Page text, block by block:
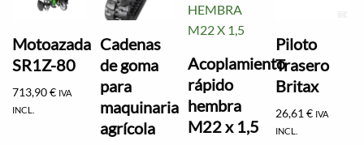
Motoazada
SR1Z-80
713,90€ IVA
INCL.
Cadenas
de goma
para
maquinaria
agrícola
Acoplamiento
rápido
hembra
M22 x 1,5
Piloto
Trasero
Britax
26,61€ IVA
INCL.